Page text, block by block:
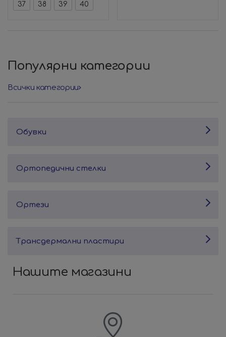
37 38 39 40
Популярни категории
Всички категории
Обувки
Ортопедични стелки
Ортези
Трансдермални пластири
Нашите магазини